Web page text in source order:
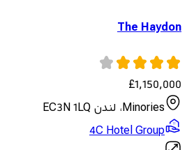
The Haydon
£1,150,000
Minories، لندن EC3N 1LQ
4C Hotel Group